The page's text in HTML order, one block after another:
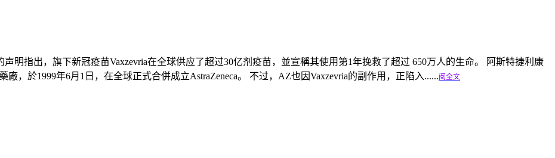
声明指出，旗下新冠疫苗Vaxzevria在全球供应了超过30亿剂疫苗，並宣稱其使用第1年挽救了超过 650万人的生命。 阿斯特捷利康
，於1999年6月1日，在全球正式合併成立AstraZeneca。 不过，AZ也因Vaxzevria的副作用，正陷入......阅全文